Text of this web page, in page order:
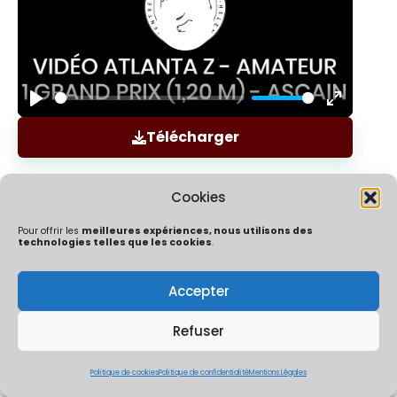
Cookies
Pour offrir les meilleures expériences, nous utilisons des
technologies telles que les cookies.
Accepter
Refuser
Politique de cookiesPolitique de confidentialitéMentions Légales
Play
Enter
Télécharger
Politique de confidentialité
Politique de cookies (UE)
Thibaut Mouly & Co | 2026